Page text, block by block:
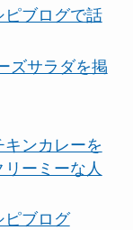
ピブログで話
ズサラダを掲
ンカレーを
ーミーな人
ピブログ